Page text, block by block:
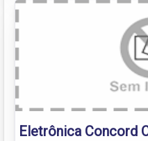
Eletrônica Concord